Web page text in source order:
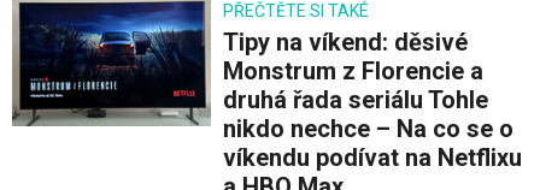
PŘEČTĚTE SI TAKÉ
Tipy na víkend: děsivé
Monstrum z Florencie a
druhá řada seriálu Tohle
nikdo nechce – Na co se o
víkendu podívat na Netflixu